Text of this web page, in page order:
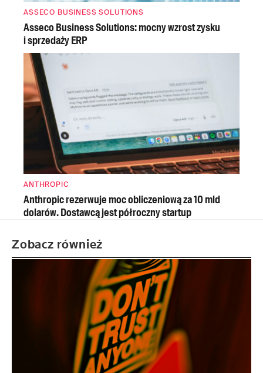
ASSECO BUSINESS SOLUTIONS
Asseco Business Solutions: mocny wzrost zysku
i sprzedaży ERP
ANTHROPIC
Anthropic rezerwuje moc obliczeniową za 10 mld
dolarów. Dostawcą jest półroczny startup
Zobacz również